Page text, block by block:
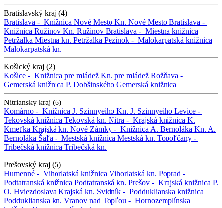
Bratislavský kraj (4)
Bratislava - Knižnica Nové Mesto Kn. Nové Mesto Bratislava -
Knižnica Ružinov Kn. Ružinov Bratislava - Miestna knižnica
Petržalka Miestna kn. Petržalka Pezinok - Malokarpatská knižnica
Malokarpatská kn.
Košický kraj (2)
Košice - Knižnica pre mládež Kn. pre mládež Rožňava -
Gemerská knižnica P. Dobšinského Gemerská knižnica
Nitriansky kraj (6)
Komárno - Knižnica J. Szinnyeiho Kn. J. Szinnyeiho Levice -
Tekovská knižnica Tekovská kn. Nitra - Krajská knižnica K.
Kmeťka Krajská kn. Nové Zámky - Knižnica A. Bernoláka Kn. A.
Bernoláka Šaľa - Mestská knižnica Mestská kn. Topoľčany -
Tribečská knižnica Tribečská kn.
Prešovský kraj (5)
Humenné - Vihorlatská knižnica Vihorlatská kn. Poprad -
Podtatranská knižnica Podtatranská kn. Prešov - Krajská knižnica P.
O. Hviezdoslava Krajská kn. Svidník - Podduklianska knižnica
Podduklianska kn. Vranov nad Topľou - Hornozemplínska